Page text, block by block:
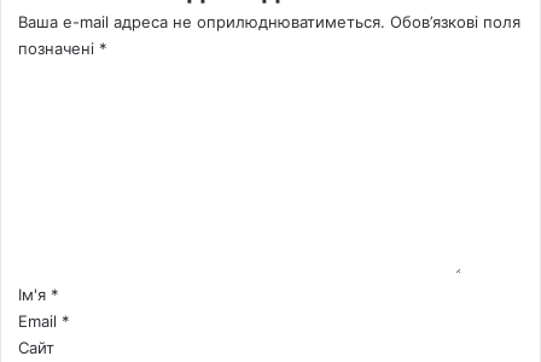
Ваша e-mail адреса не оприлюднюватиметься. Обов’язкові поля
позначені *
*Ім'я *
Email *
Сайт